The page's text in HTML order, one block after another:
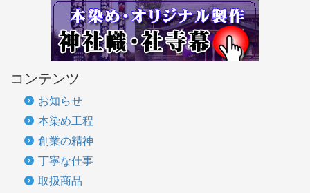
コンテンツ
お知らせ
本染め工程
創業の精神
丁寧な仕事
取扱商品